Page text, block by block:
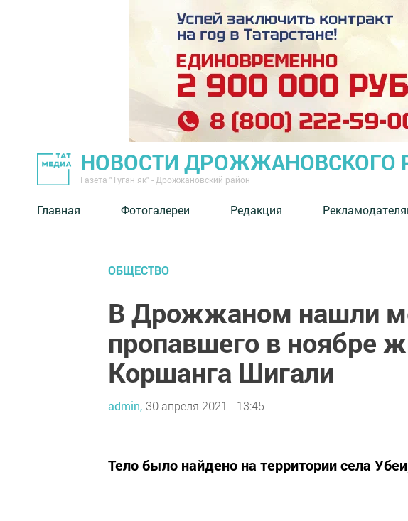
НОВОСТИ ДРОЖЖАНОВСКОГО
Газета "Туган як" - Дрожжановский район
Главная Фотогалереи Редакция
ОБЩЕСТВО
В Дрожжаном нашли
пропавшего в ноябре
Коршанга Шигали
admin, 30 апреля 2021 - 13:45
Тело было найдено на территории села